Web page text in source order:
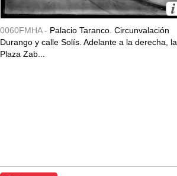
0060FMHA - Palacio Taranco. Circunvalación
Durango y calle Solís. Adelante a la derecha, la
Plaza Zab...